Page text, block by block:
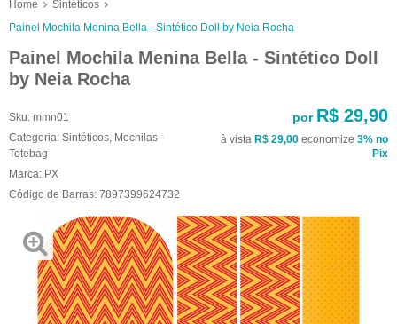
Home
Sintéticos
Painel Mochila Menina Bella - Sintético Doll by Neia Rocha
Painel Mochila Menina Bella - Sintético Doll
by Neia Rocha
Sku: mmn01
Categoria: Sintéticos, Mochilas -
Totebag
Marca: PX
Código de Barras: 7897399624732
por R$ 29,90
à vista R$ 29,00 economize 3% no
Pix